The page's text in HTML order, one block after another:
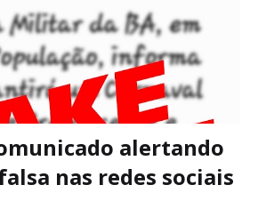
alertando
nas redes sociais